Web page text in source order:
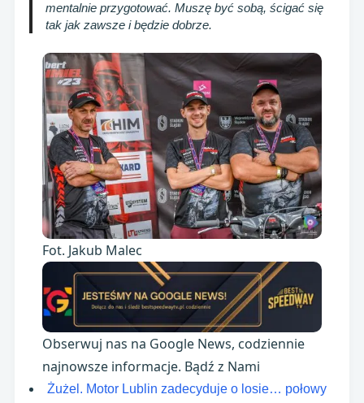
mentalnie przygotować. Muszę być sobą, ścigać się
tak jak zawsze i będzie dobrze.
Fot. Jakub Malec
Obserwuj nas na Google News, codziennie
najnowsze informacje. Bądź z Nami
Żużel. Motor Lublin zadecyduje o losie… połowy